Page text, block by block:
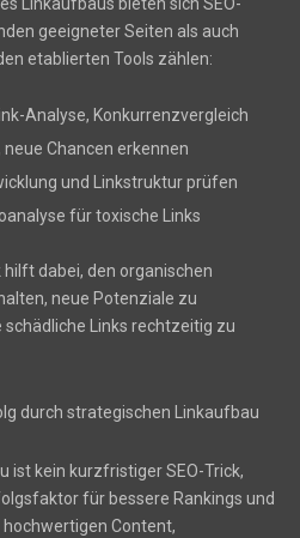
Linkaufbaus bieten sich SEO-
geeigneter Seiten als auch
etablierten Tools zählen:
Analyse, Konkurrenzvergleich
Chancen erkennen
und Linkstruktur prüfen
für toxische Links
dabei, den organischen
neue Potenziale zu
Links rechtzeitig zu
durch strategischen Linkaufbau
ist kein kurzfristiger SEO-Trick,
für bessere Rankings und
Content,